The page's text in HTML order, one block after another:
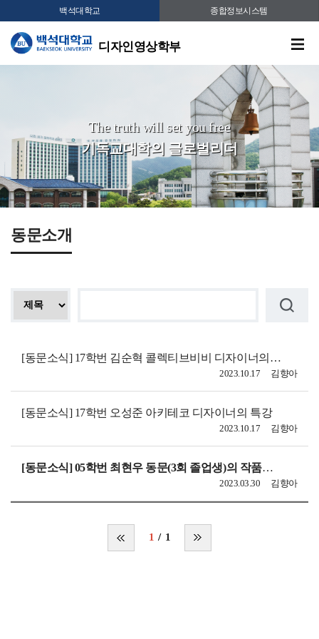
백석대학교 종합정보시스템
디자인영상학부
The truth will set you free
기독교대학의 글로벌리더
동문소개
[동문소식] 17학번 김순혁 콜렉티브비비 디자이너의 특강
김향아
2023.10.17
[동문소식] 17학번 오성준 아키테코 디자이너의 특강
김향아
2023.10.17
[동문소식] 05학번 최현우 동문(3회 졸업생)의 작품이 리움미술관에서 판매됩니다.
김향아
2023.03.30
1 1